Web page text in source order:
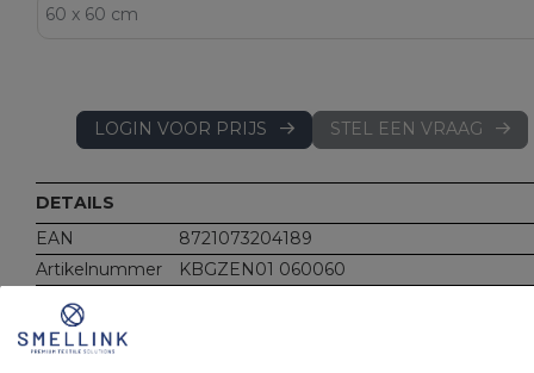
LOGIN VOOR PRIJS STEL EEN VRAAG
DETAILS
EAN
8721073204189
Artikelnummer
KBGZEN01 060060
Merk
Materiaal